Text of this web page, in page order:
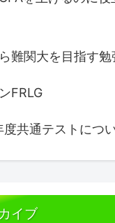
難関大を目指す勉
FRLG
共通テストにつ
イブ